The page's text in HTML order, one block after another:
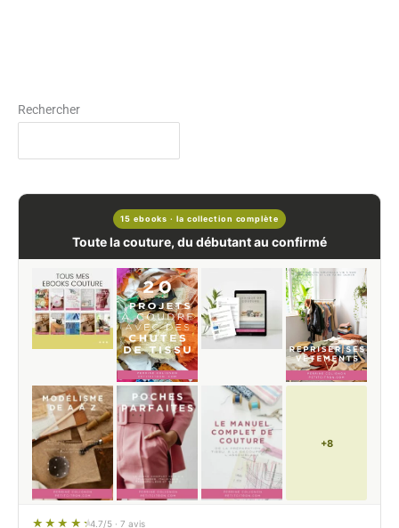
Rechercher
15 ebooks · la collection complète
Toute la couture, du débutant au confirmé
+8
4.7/5 · 7 avis